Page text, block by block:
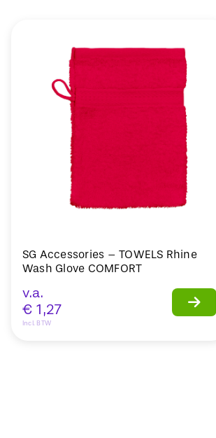
SG Accessories – TOWELS Rhine
Wash Glove COMFORT
v.a.
€ 1,27
Incl. BTW